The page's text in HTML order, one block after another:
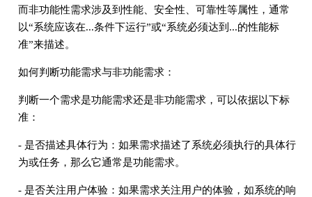
而非功能性需求涉及到性能、安全性、可靠性等属性，通常
以“系统应该在...条件下运行”或“系统必须达到...的性能标
准”来描述。
如何判断功能需求与非功能需求：
判断一个需求是功能需求还是非功能需求，可以依据以下标
准：
- 是否描述具体行为：如果需求描述了系统必须执行的具体行
为或任务，那么它通常是功能需求。
- 是否关注用户体验：如果需求关注用户的体验，如系统的响